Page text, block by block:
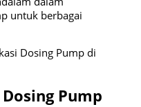
untuk berbagai
Dosing Pump di
Pump